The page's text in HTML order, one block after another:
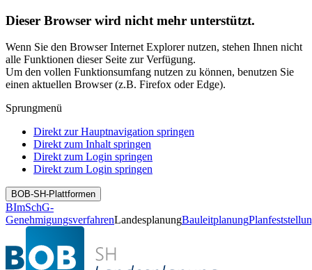
Dieser Browser wird nicht mehr unterstützt.
Wenn Sie den Browser Internet Explorer nutzen, stehen Ihnen nicht
alle Funktionen dieser Seite zur Verfügung.
Um den vollen Funktionsumfang nutzen zu können, benutzen Sie
einen aktuellen Browser (z.B. Firefox oder Edge).
Sprungmenü
Direkt zur Hauptnavigation springen
Direkt zum Inhalt springen
Direkt zum Login springen
Direkt zum Login springen
BOB-SH-Plattformen
BImSchG-
GenehmigungsverfahrenLandesplanungBauleitplanung